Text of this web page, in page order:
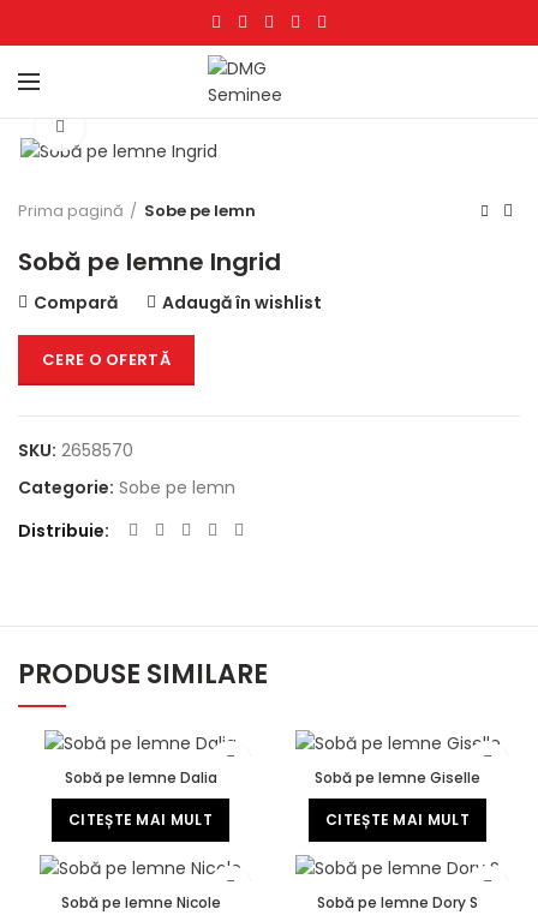
Prima pagină Sobe pe lemn
Sobă pe lemne Ingrid
Compară Adaugă în wishlist
CERE O OFERTĂ
SKU: 2658570
Categorie: Sobe pe lemn
Distribuie
PRODUSE SIMILARE
Sobă pe lemne Dalia
CITEȘTE MAI MULT
Sobă pe lemne Giselle
CITEȘTE MAI MULT
Sobă pe lemne Nicole Sobă pe lemne Dory S